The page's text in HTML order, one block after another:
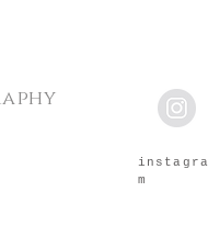
instagra
m